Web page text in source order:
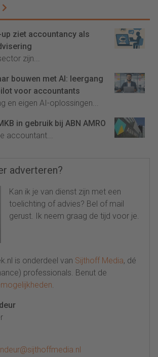
ziet accountancy als
zijn...
bouwen met AI: leergang
voor accountants
en eigen AI-oplossingen...
in gebruik bij ABN AMRO
accountant...
adverteren?
Kan ik je van dienst zijn met een
toelichting of advies? Bel of mail
gerust. Ik neem graag de tijd voor je.
is onderdeel van Sijthoff Media, dé
professionals. Benut de